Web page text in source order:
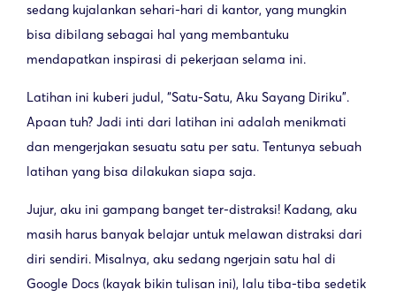
sedang kujalankan sehari-hari di kantor, yang mungkin
bisa dibilang sebagai hal yang membantuku
mendapatkan inspirasi di pekerjaan selama ini.
Latihan ini kuberi judul, “Satu-Satu, Aku Sayang Diriku”.
Apaan tuh? Jadi inti dari latihan ini adalah menikmati
dan mengerjakan sesuatu satu per satu. Tentunya sebuah
latihan yang bisa dilakukan siapa saja.
Jujur, aku ini gampang banget ter-distraksi! Kadang, aku
masih harus banyak belajar untuk melawan distraksi dari
diri sendiri. Misalnya, aku sedang ngerjain satu hal di
Google Docs (kayak bikin tulisan ini), lalu tiba-tiba sedetik